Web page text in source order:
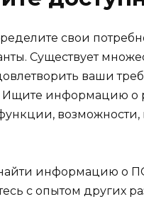
свои
Существует
ваши
Ищите информацию о
информацию о ПО
с опытом других